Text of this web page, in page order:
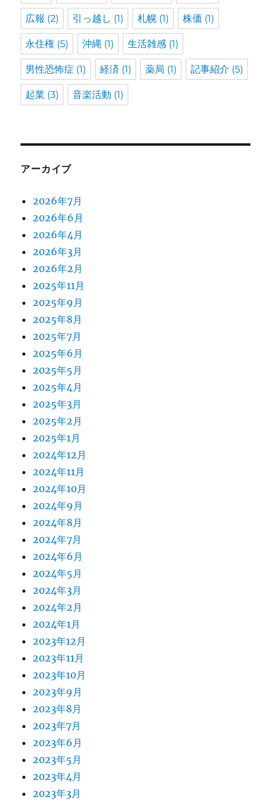
広報 (2) 引っ越し (1) 札幌 (1) 株価 (1)
永住権 (5) 沖縄 (1) 生活雑感 (1)
男性恐怖症 (1) 経済 (1) 薬局 (1) 記事紹介 (5)
起業 (3) 音楽活動 (1)
アーカイブ
2026年7月
2026年6月
2026年4月
2026年3月
2026年2月
2025年11月
2025年9月
2025年8月
2025年7月
2025年6月
2025年5月
2025年4月
2025年3月
2025年2月
2025年1月
2024年12月
2024年11月
2024年10月
2024年9月
2024年8月
2024年7月
2024年6月
2024年5月
2024年3月
2024年2月
2024年1月
2023年12月
2023年11月
2023年10月
2023年9月
2023年8月
2023年7月
2023年6月
2023年5月
2023年4月
2023年3月